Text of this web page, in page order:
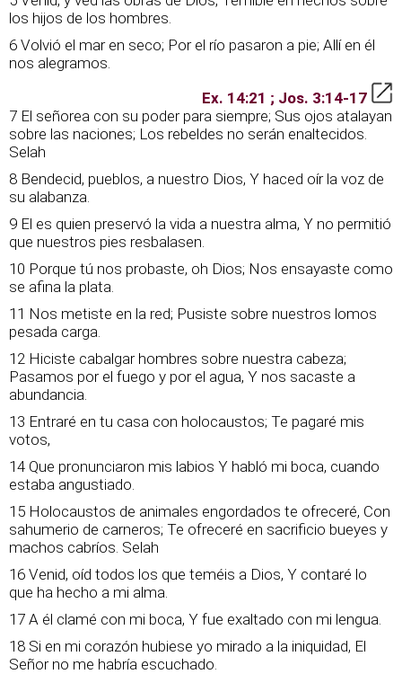
los hijos de los hombres.
6 Volvió el mar en seco; Por el río pasaron a pie; Allí en él
nos alegramos.
Ex. 14:21 ; Jos. 3:14-17
7 El señorea con su poder para siempre; Sus ojos atalayan
sobre las naciones; Los rebeldes no serán enaltecidos.
Selah
8 Bendecid, pueblos, a nuestro Dios, Y haced oír la voz de
su alabanza.
9 El es quien preservó la vida a nuestra alma, Y no permitió
que nuestros pies resbalasen.
10 Porque tú nos probaste, oh Dios; Nos ensayaste como
se afina la plata.
11 Nos metiste en la red; Pusiste sobre nuestros lomos
pesada carga.
12 Hiciste cabalgar hombres sobre nuestra cabeza;
Pasamos por el fuego y por el agua, Y nos sacaste a
abundancia.
13 Entraré en tu casa con holocaustos; Te pagaré mis
votos,
14 Que pronunciaron mis labios Y habló mi boca, cuando
estaba angustiado.
15 Holocaustos de animales engordados te ofreceré, Con
sahumerio de carneros; Te ofreceré en sacrificio bueyes y
machos cabríos. Selah
16 Venid, oíd todos los que teméis a Dios, Y contaré lo
que ha hecho a mi alma.
17 A él clamé con mi boca, Y fue exaltado con mi lengua.
18 Si en mi corazón hubiese yo mirado a la iniquidad, El
Señor no me habría escuchado.